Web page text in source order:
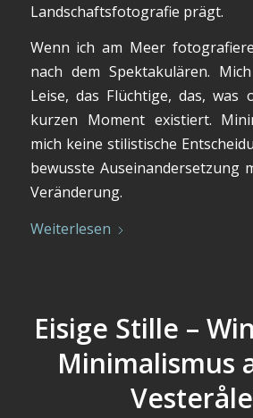
Landschaftsfotografie prägt.
Wenn ich am Meer
nach dem Spektakulären.
Leise, das Flüchtige, das,
kurzen Moment existiert.
mich keine stilistische
bewusste Auseinandersetzung
Veränderung.
Weiterlesen
Eisige Stille –
Minimalismus